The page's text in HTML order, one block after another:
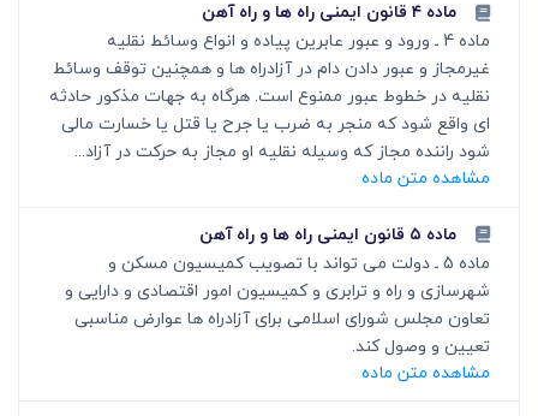
ماده ۴ قانون ایمنی راه ها و راه آهن
ماده 4 ـ ورود و عبور عابرین پیاده و انواع وسائط نقلیه
غیرمجاز و عبور دادن دام در آزادراه ها و همچنین توقف وسائط
نقلیه در خطوط عبور ممنوع است. هرگاه به جهات مذکور حادثه
ای واقع شود که منجر به ضرب یا جرح یا قتل یا خسارت مالی
شود راننده مجاز که وسیله نقلیه او مجاز به حرکت در آزاد...
مشاهده متن ماده
ماده ۵ قانون ایمنی راه ها و راه آهن
ماده 5 ـ دولت می تواند با تصویب کمیسیون مسکن و
شهرسازی و راه و ترابری و کمیسیون امور اقتصادی و دارایی و
تعاون مجلس شورای اسلامی برای آزادراه ها عوارض مناسبی
تعیین و وصول کند.
مشاهده متن ماده